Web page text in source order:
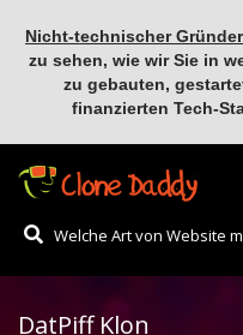
Nicht-technischer
zu sehen, wie wir Sie in
zu gebauten,
finanzierten Tech-
DatPiff Klon